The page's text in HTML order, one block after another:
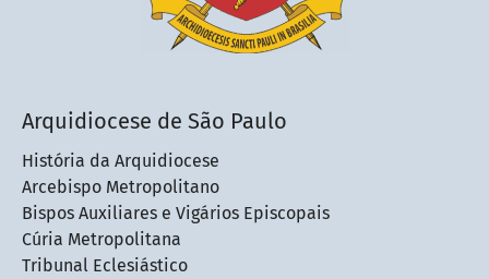
Arquidiocese de São Paulo
História da Arquidiocese
Arcebispo Metropolitano
Bispos Auxiliares e Vigários Episcopais
Cúria Metropolitana
Tribunal Eclesiástico